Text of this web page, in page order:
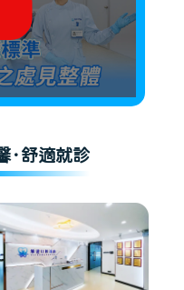
·舒適就診